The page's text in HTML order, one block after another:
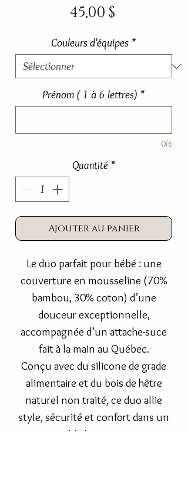
45,00 $Prix
Couleurs d'équipes *
Prénom ( 1 à 6 lettres) *
0/6
Quantité *
Ajouter au panier
Le duo parfait pour bébé : une
couverture en mousseline (70%
bambou, 30% coton) d’une
douceur exceptionnelle,
accompagnée d’un attache-suce
fait à la main au Québec.
Conçu avec du silicone de grade
alimentaire et du bois de hêtre
naturel non traité, ce duo allie
style, sécurité et confort dans un
ensemble harmonieux et